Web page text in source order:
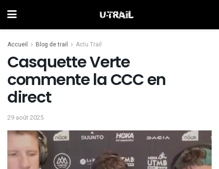
Accueil Blog de trail Actu Trail
Casquette Verte
commente la CCC en
direct
29 août 2025